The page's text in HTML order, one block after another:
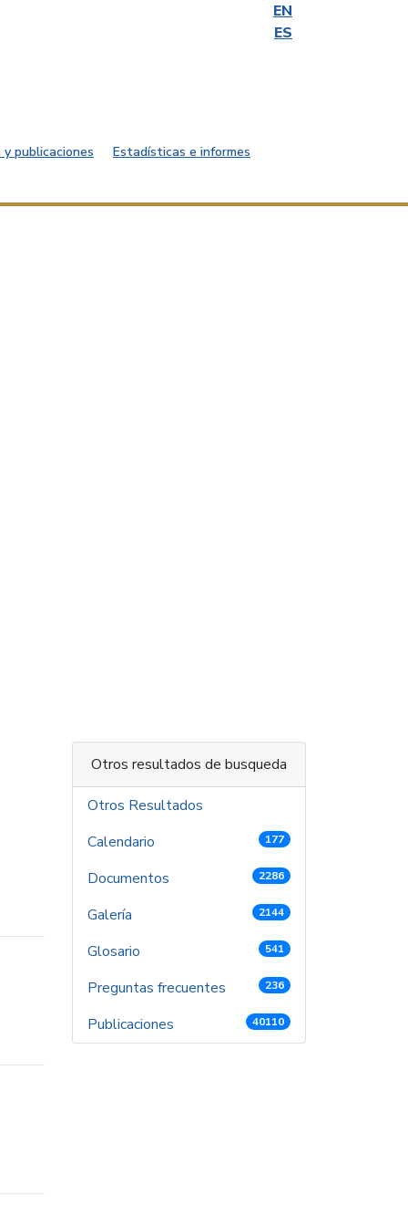
EN
ES
publicaciones Estadísticas e informes
Otros resultados de busqueda
Otros Resultados
Calendario
177
Documentos 2286
Galería 2144
Glosario 541
Preguntas frecuentes 236
Publicaciones 40110